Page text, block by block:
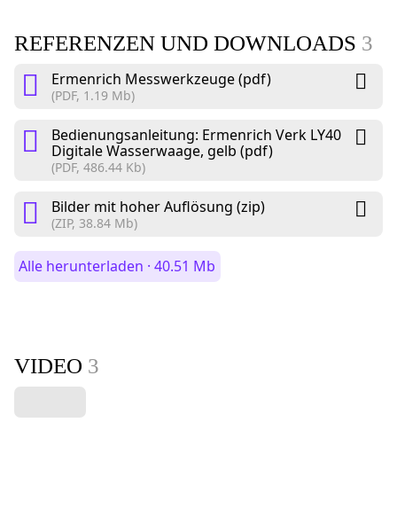
REFERENZEN UND DOWNLOADS 3
Ermenrich Messwerkzeuge (pdf)
(PDF, 1.19 Mb)
Bedienungsanleitung: Ermenrich Verk LY40
Digitale Wasserwaage, gelb (pdf)
(PDF, 486.44 Kb)
Bilder mit hoher Auflösung (zip)
(ZIP, 38.84 Mb)
Alle herunterladen · 40.51 Mb
VIDEO 3